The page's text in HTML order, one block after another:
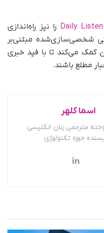
Daily Listen را نیز راه‌اندازی
شخصی‌سازی‌شده مبتنی‌بر
می‌کند تا با فید خبری
مطلع باشند.
اسما کلهر
مترجمی زبان انگلیسی
حوزه تکنولوژی